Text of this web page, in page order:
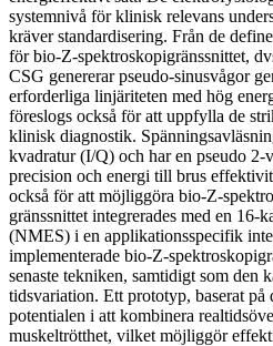
systemnivå för klinisk relevans
kräver standardisering. Från de
för bio-Z-spektroskopigränssnittet,
CSG genererar pseudo-sinusvågor
erforderliga linjäriteten med hög
föreslogs också för att uppfylla de
klinisk diagnostik.
kvadratur (I/Q) och har en pseudo
precision och energi till brus
också för att möjliggöra bio-Z-
gränssnittet integrerades med en
(NMES) i en applikationsspecifik
implementerade bio-Z-
senaste tekniken, samtidigt som den
tidsvariation. Ett prototyp, baserat
potentialen i att kombinera
muskeltrötthet, vilket möjliggör